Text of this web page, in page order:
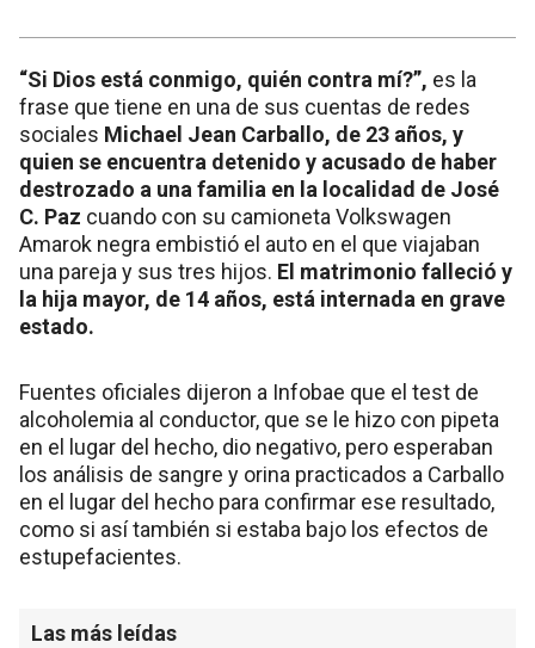
“Si Dios está conmigo, quién contra mí?”, es la
frase que tiene en una de sus cuentas de redes
sociales Michael Jean Carballo, de 23 años, y
quien se encuentra detenido y acusado de haber
destrozado a una familia en la localidad de José
C. Paz cuando con su camioneta Volkswagen
Amarok negra embistió el auto en el que viajaban
una pareja y sus tres hijos. El matrimonio falleció y
la hija mayor, de 14 años, está internada en grave
estado.
Fuentes oficiales dijeron a Infobae que el test de
alcoholemia al conductor, que se le hizo con pipeta
en el lugar del hecho, dio negativo, pero esperaban
los análisis de sangre y orina practicados a Carballo
en el lugar del hecho para confirmar ese resultado,
como si así también si estaba bajo los efectos de
estupefacientes.
Las más leídas